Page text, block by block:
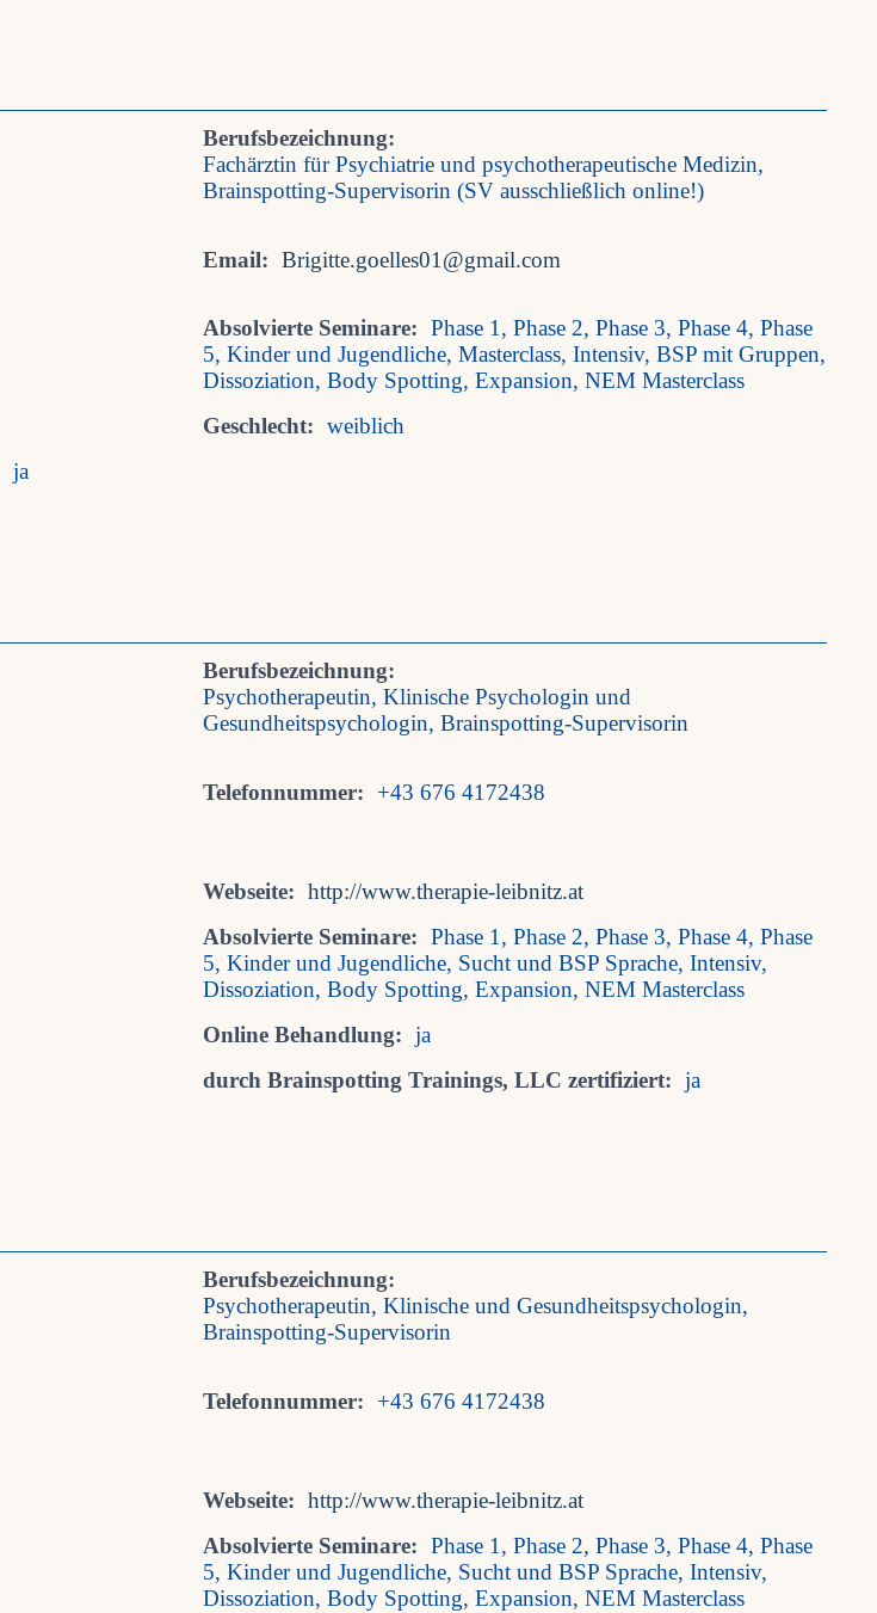
Berufsbezeichnung:
Fachärztin für Psychiatrie und psychotherapeutische Medizin,
Brainspotting-Supervisorin (SV ausschließlich online!)
Email: Brigitte.goelles01@gmail.com
Absolvierte Seminare: Phase 1, Phase 2, Phase 3, Phase 4, Phase
5, Kinder und Jugendliche, Masterclass, Intensiv, BSP mit Gruppen,
Dissoziation, Body Spotting, Expansion, NEM Masterclass
Geschlecht: weiblich
ja
Berufsbezeichnung:
Psychotherapeutin, Klinische Psychologin und
Gesundheitspsychologin, Brainspotting-Supervisorin
Telefonnummer: +43 676 4172438
Webseite: http://www.therapie-leibnitz.at
Absolvierte Seminare: Phase 1, Phase 2, Phase 3, Phase 4, Phase
5, Kinder und Jugendliche, Sucht und BSP Sprache, Intensiv,
Dissoziation, Body Spotting, Expansion, NEM Masterclass
Online Behandlung: ja
durch Brainspotting Trainings, LLC zertifiziert: ja
Berufsbezeichnung:
Psychotherapeutin, Klinische und Gesundheitspsychologin,
Brainspotting-Supervisorin
Telefonnummer: +43 676 4172438
Webseite: http://www.therapie-leibnitz.at
Absolvierte Seminare: Phase 1, Phase 2, Phase 3, Phase 4, Phase
5, Kinder und Jugendliche, Sucht und BSP Sprache, Intensiv,
Dissoziation, Body Spotting, Expansion, NEM Masterclass